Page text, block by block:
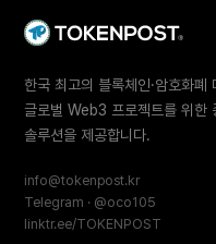
한국 최고의 블록체인·암호화폐
글로벌 Web3 프로젝트를 위한
솔루션을 제공합니다.
info@tokenpost.kr
Telegram · @oco105
linktr.ee/TOKENPOST